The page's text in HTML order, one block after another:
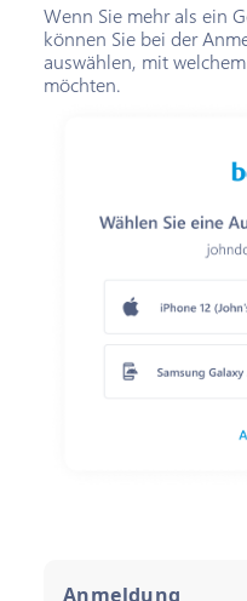
Anmeldung
Wenn Sie mehr als ein
können Sie bei der
auswählen, mit
möchten.